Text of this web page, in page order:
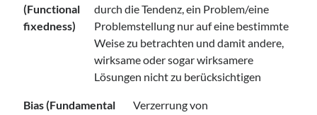
(Functional
fixedness)
durch die Tendenz, ein Problem/eine
Problemstellung nur auf eine bestimmte
Weise zu betrachten und damit andere,
wirksame oder sogar wirksamere
Lösungen nicht zu berücksichtigen
Bias (Fundamental
Verzerrung von